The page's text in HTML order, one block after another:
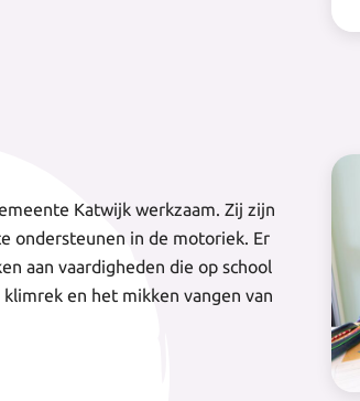
Katwijk werkzaam. Zij zijn
ondersteunen in de motoriek. Er
aan vaardigheden die op school
en het mikken vangen van